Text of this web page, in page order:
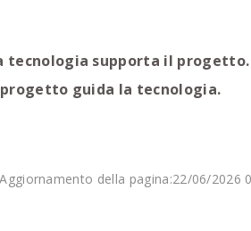
tecnologia supporta il progetto.
guida la tecnologia.
della pagina:22/06/2026